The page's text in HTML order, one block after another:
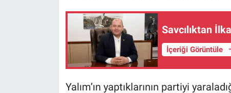
Savcılıktan
İçeriği Görüntüle
Yalım’ın yaptıklarının partiyi